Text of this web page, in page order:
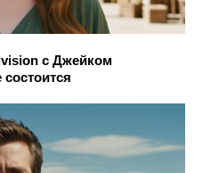
с Джейком